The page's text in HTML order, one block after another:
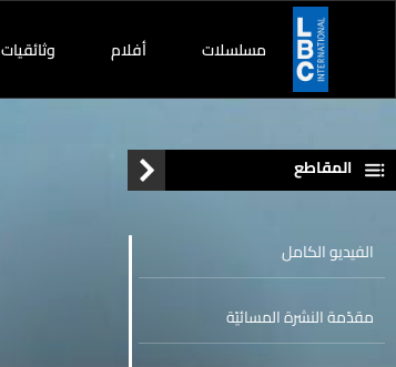
مسلسلات أفلام وثائقيات
المقاطع
الفيديو الكامل
مقدّمة النشرة المسائيّة